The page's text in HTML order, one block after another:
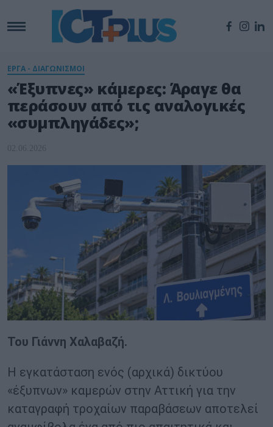
ΕΡΓΑ - ΔΙΑΓΩΝΙΣΜΟΙ
«Έξυπνες» κάμερες: Άραγε θα
περάσουν από τις αναλογικές
«συμπληγάδες»;
02.06.2026
Του Γιάννη Χαλαβαζή.
Η εγκατάσταση ενός (αρχικά) δικτύου
«έξυπνων» καμερών στην Αττική για την
καταγραφή τροχαίων παραβάσεων αποτελεί